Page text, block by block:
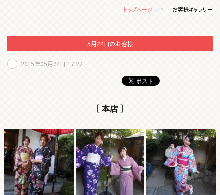
トップページ お客様ギャラリー
5月24日のお客様
2015年05月24日 17:22
［ 本店 ］